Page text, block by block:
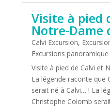
Visite à pied
Notre-Dame
Calvi Excursion,
Excursions panoramique
Visite à pied de Calvi et
La légende raconte que
serait né à Calvi… ! La
Christophe Colomb